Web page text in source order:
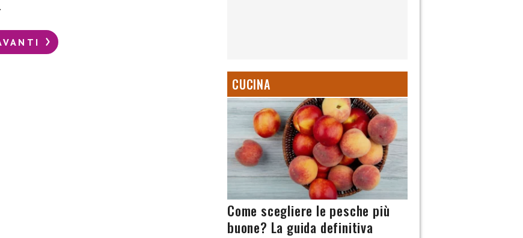
CUCINA
Come scegliere le pesche più
buone? La guida definitiva